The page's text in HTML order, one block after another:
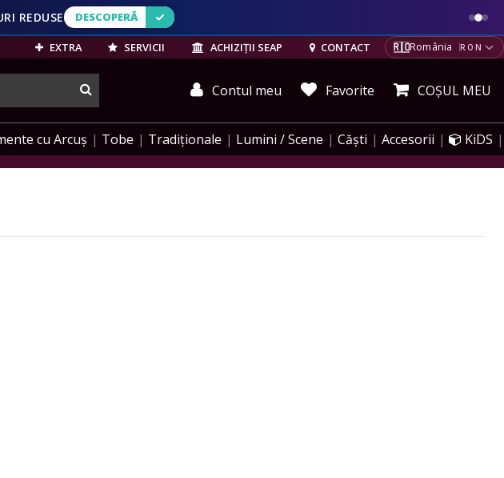
VEZI OFERTELE
REDUSE DESCOPERĂ
DESCOPERĂ
EXTRA SERVICII ACHIZIȚII SEAP CONTACT 🇷🇴România RON
Contul meu Favorite COȘUL MEU
cu Arcuș Tobe Tradiționale Lumini / Scene Căști Accesorii KiDS